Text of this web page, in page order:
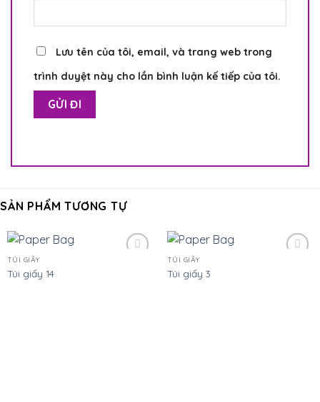
Lưu tên của tôi, email, và trang web trong
trình duyệt này cho lần bình luận kế tiếp của tôi.
SẢN PHẨM TƯƠNG TỰ
TÚI GIẤY
Túi giấy 14
TÚI GIẤY
Túi giấy 3